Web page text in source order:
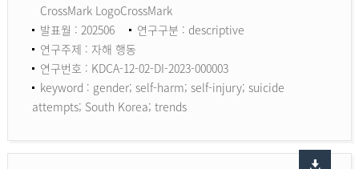
CrossMark LogoCrossMark
발표월 : 202506
연구구분 : descriptive
연구주제 : 자해 행동
연구번호 : KDCA-12-02-DI-2023-000003
keyword : gender; self-harm; self-injury; suicide
attempts; South Korea; trends